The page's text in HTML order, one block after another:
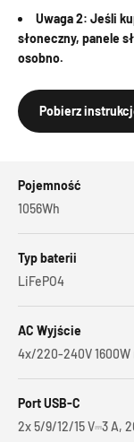
Uwaga 2: Jeśli
słoneczny, panele
osobno.
Pobierz
Pojemność
1056Wh
Typ baterii
LiFePO4
AC Wyjście
4x/220-240V
Port USB-C
2x 5/9/12/15 V⎓3 A,